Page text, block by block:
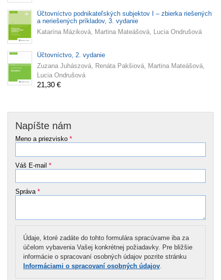
Účtovníctvo podnikateľských subjektov I – zbierka riešených
a neriešených príkladov, 3. vydanie
Katarína Máziková, Martina Mateášová, Lucia Ondrušová
Účtovníctvo, 2. vydanie
Zuzana Juhászová, Renáta Pakšiová, Martina Mateášová,
Lucia Ondrušová
21,30 €
Napíšte nám
Meno a priezvisko *
Váš E-mail *
Správa *
Údaje, ktoré zadáte do tohto formulára spracúvame iba za
účelom vybavenia Vašej konkrétnej požiadavky. Pre bližšie
informácie o spracovaní osobných údajov pozrite stránku
Informáciami o spracovaní osobných údajov.